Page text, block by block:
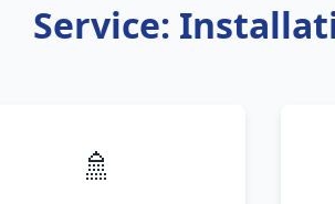
Service:
🚿